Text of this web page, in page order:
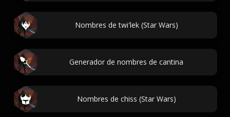
Nombres de twi'lek (Star Wars)
Generador de nombres de cantina
Nombres de chiss (Star Wars)